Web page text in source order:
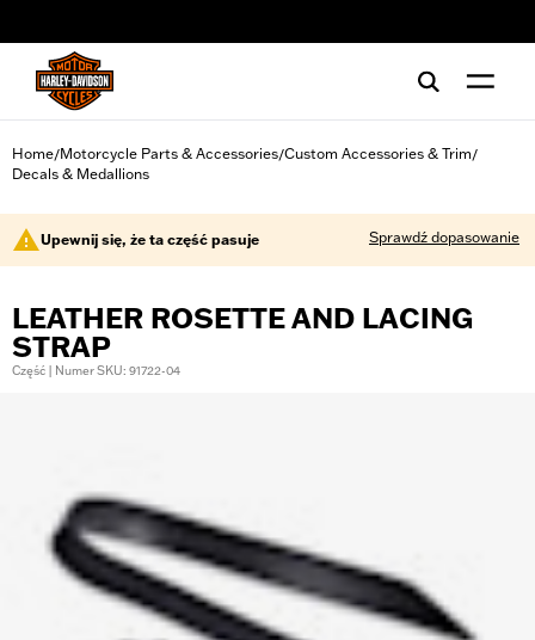
Home/Motorcycle Parts & Accessories/Custom Accessories & Trim/
Decals & Medallions
Upewnij się, że ta część pasuje Sprawdź dopasowanie
LEATHER ROSETTE AND LACING
STRAP
Część | Numer SKU: 91722-04